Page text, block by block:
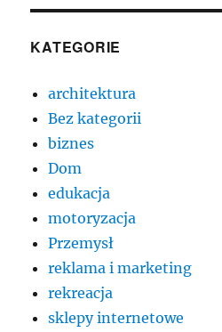
KATEGORIE
architektura
Bez kategorii
biznes
Dom
edukacja
motoryzacja
Przemysł
reklama i marketing
rekreacja
sklepy internetowe